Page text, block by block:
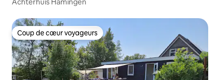
Coup de cœur voyageurs
Coup de cœur voyageurs